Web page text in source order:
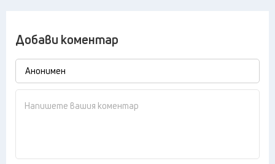
Добави коментар